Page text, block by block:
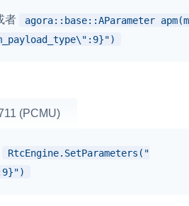
者 agora::base::AParameter
(PCMU)
RtcEngine.SetParameters("